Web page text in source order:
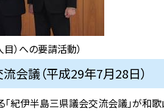
）への要請活動）
会議（平成29年7月28日）
「紀伊半島三県議会交流会議」が